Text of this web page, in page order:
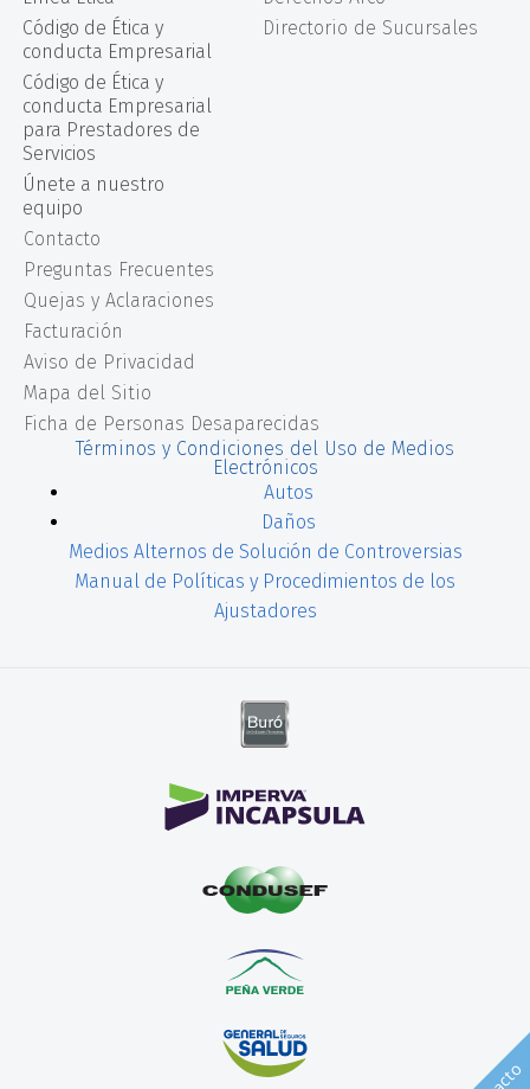
Código de Ética y
conducta Empresarial
Código de Ética y
conducta Empresarial
para Prestadores de
Servicios
Únete a nuestro
equipo
Directorio de Sucursales
Contacto
Preguntas Frecuentes
Quejas y Aclaraciones
Facturación
Aviso de Privacidad
Mapa del Sitio
Ficha de Personas Desaparecidas
Términos y Condiciones del Uso de Medios
Electrónicos
Autos
Daños
Medios Alternos de Solución de Controversias
Manual de Políticas y Procedimientos de los
Ajustadores